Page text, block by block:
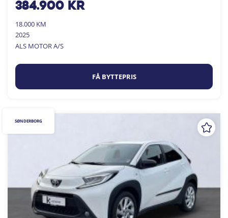
384.900kr
18.000 KM
2025
ALS MOTOR A/S
FÅ BYTTEPRIS
SØNDERBORG